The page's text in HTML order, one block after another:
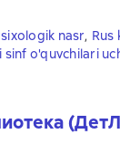
nasr, Rus
sinf o'quvchilari